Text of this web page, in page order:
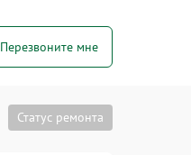
Перезвоните мне
Статус ремонта